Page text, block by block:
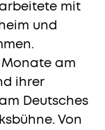
mit
und
Monate am
ihrer
Deutsches
Von